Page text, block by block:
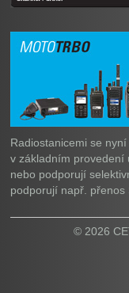
Radiostanicemi se
v základním provedení
nebo podporují
podporují např. přenos
© 2026